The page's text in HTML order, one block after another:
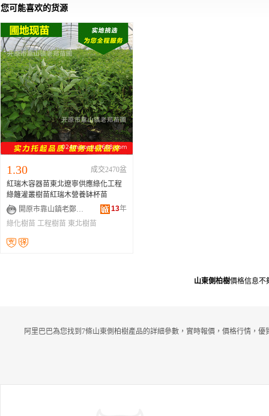
您可能喜欢的货源
1.30
成交2470盆
紅瑞木容器苗東北遼寧供應綠化工程
綠籬灌叢樹苗紅瑞木營養缽杯苗
開原市靠山鎮老鄭苗圃
13年
綠化樹苗 工程樹苗 東北樹苗
山東側柏樹價格信息不
阿里巴巴為您找到7條山東側柏樹產品的詳細參數，實時報價，價格行情，優